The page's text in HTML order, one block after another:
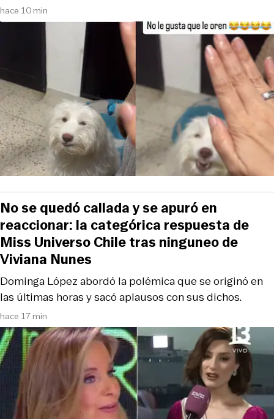
hace 10 min
hace 17 min
Dominga López abordó la polémica que se originó en
las últimas horas y sacó aplausos con sus dichos.
No se quedó callada y se apuró en
reaccionar: la categórica respuesta de
Miss Universo Chile tras ninguneo de
Viviana Nunes